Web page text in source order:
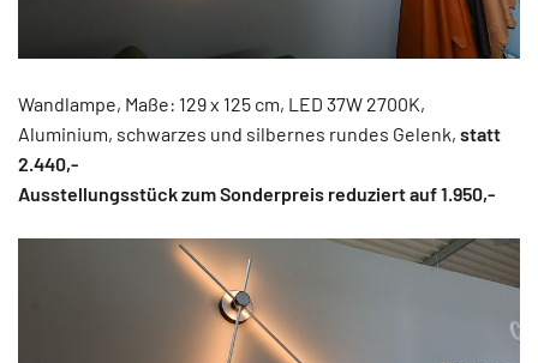
Wandlampe, Maße: 129 x 125 cm, LED 37W 2700K,
Aluminium, schwarzes und silbernes rundes Gelenk, statt
2.440,-
Ausstellungsstück zum Sonderpreis reduziert auf 1.950,-